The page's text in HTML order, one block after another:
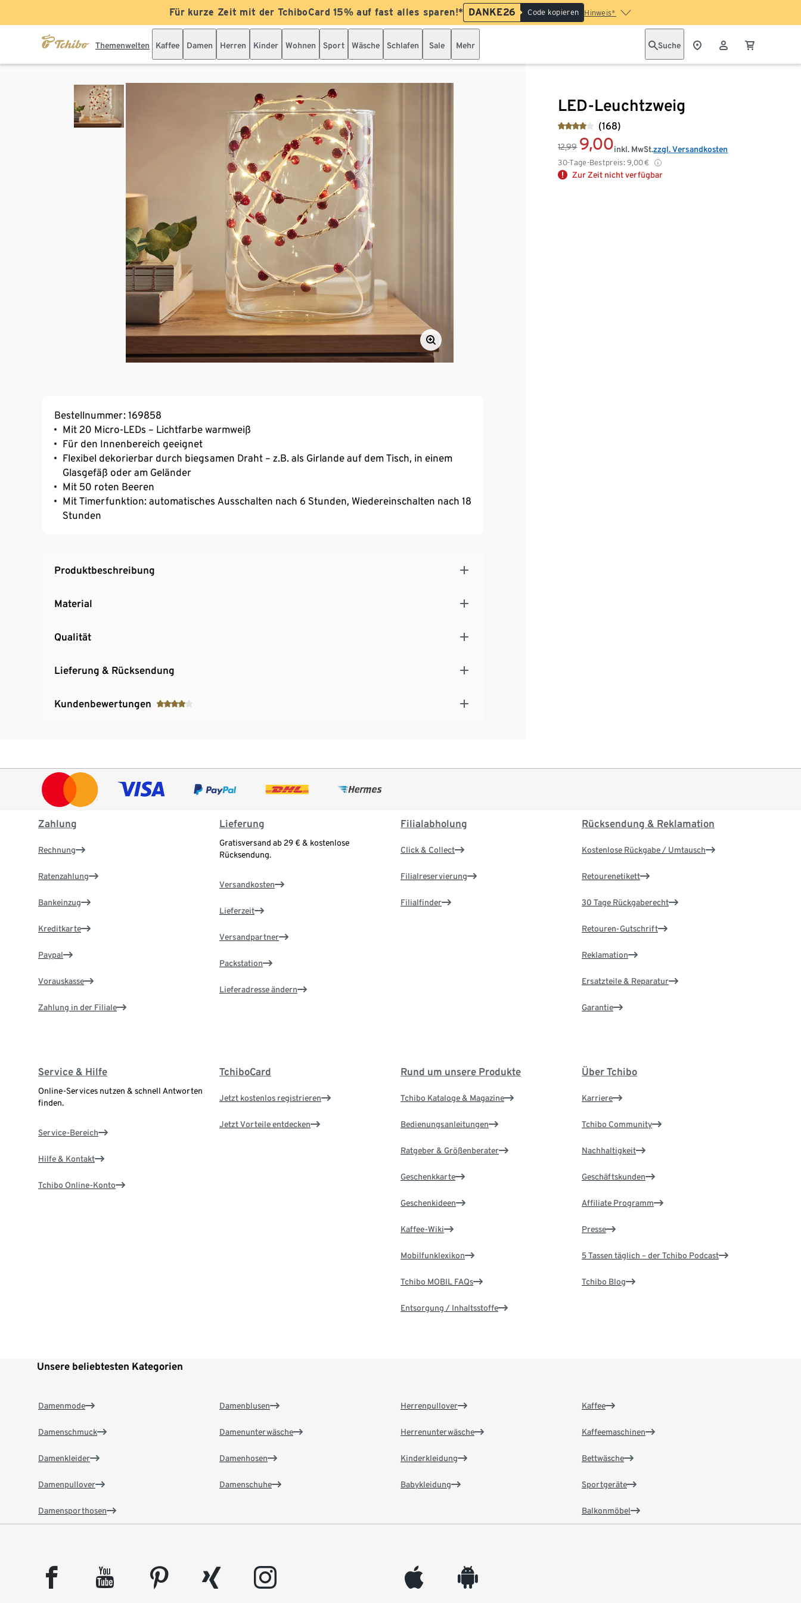
Für kurze Zeit mit der TchiboCard 15% auf fast alles sparen!* DANKE26 Code kopieren Hinweis*
Themenwelten Kaffee Damen Herren Kinder Wohnen Sport Wäsche Schlafen Sale Mehr Suche
LED-Leuchtzweig
(168)
12,99 9,00
30-Tage-Bestpreis: 9,00€
inkl. MwSt.zzgl. Versandkosten
Zur Zeit nicht verfügbar
Bestellnummer: 169858
Mit 20 Micro-LEDs – Lichtfarbe warmweiß
Für den Innenbereich geeignet
Flexibel dekorierbar durch biegsamen Draht – z.B. als Girlande auf dem Tisch, in einem
Glasgefäß oder am Geländer
Mit 50 roten Beeren
Mit Timerfunktion: automatisches Ausschalten nach 6 Stunden, Wiedereinschalten nach 18
Stunden
Produktbeschreibung
Material
Qualität
Lieferung & Rücksendung
Kundenbewertungen
Zahlung
Rechnung
Ratenzahlung
Bankeinzug
Kreditkarte
Paypal
Vorauskasse
Zahlung in der Filiale
Lieferung
Gratisversand ab 29 € & kostenlose
Rücksendung.
Versandkosten
Lieferzeit
Versandpartner
Packstation
Lieferadresse ändern
Filialabholung
Click & Collect
Filialreservierung
Filialfinder
Rücksendung & Reklamation
Kostenlose Rückgabe / Umtausch
Retourenetikett
30 Tage Rückgaberecht
Retouren-Gutschrift
Reklamation
Ersatzteile & Reparatur
Garantie
Service & Hilfe
Online-Services nutzen & schnell Antworten
finden.
Service-Bereich
Hilfe & Kontakt
Tchibo Online-Konto
TchiboCard
Jetzt kostenlos registrieren
Jetzt Vorteile entdecken
Rund um unsere Produkte
Tchibo Kataloge & Magazine
Bedienungsanleitungen
Ratgeber & Größenberater
Geschenkkarte
Geschenkideen
Kaffee-Wiki
Mobilfunklexikon
Tchibo MOBIL FAQs
Entsorgung / Inhaltsstoffe
Über Tchibo
Karriere
Tchibo Community
Nachhaltigkeit
Geschäftskunden
Affiliate Programm
Presse
5 Tassen täglich – der Tchibo Podcast
Tchibo Blog
Unsere beliebtesten Kategorien
Damenmode
Damenschmuck
Damenkleider
Damenpullover
Damensporthosen
Damenblusen
Damenunterwäsche
Damenhosen
Damenschuhe
Herrenpullover
Herrenunterwäsche
Kinderkleidung
Babykleidung
Kaffee
Kaffeemaschinen
Bettwäsche
Sportgeräte
Balkonmöbel
facebook youtube pinterest xing instagram appleinc android